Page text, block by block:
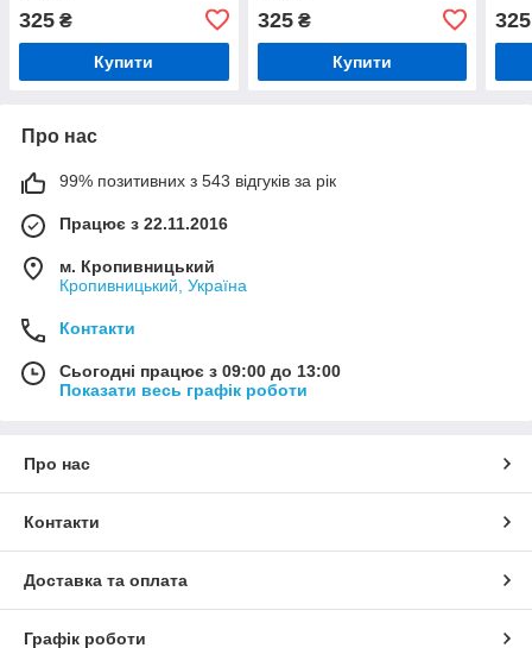
325 ₴
Купити
325₴
Купити
325
Про нас
99% позитивних з 543 відгуків за рік
Працює з 22.11.2016
м. Кропивницький
Кропивницький, Україна
Контакти
Сьогодні працює з 09:00 до 13:00
Показати весь графік роботи
Про нас
Контакти
Доставка та оплата
Графік роботи